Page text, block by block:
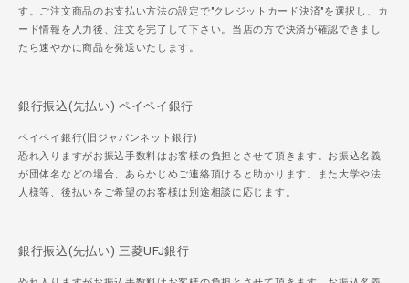
す。ご注文商品のお支払い方法の設定で"クレジットカード決済"を選択し、カ
ード情報を入力後、注文を完了して下さい。当店の方で決済が確認できまし
たら速やかに商品を発送いたします。
銀行振込(先払い) ペイペイ銀行
ペイペイ銀行(旧ジャパンネット銀行)
恐れ入りますがお振込手数料はお客様の負担とさせて頂きます。お振込名義
が団体名などの場合、あらかじめご連絡頂けると助かります。また大学や法
人様等、後払いをご希望のお客様は別途相談に応じます。
銀行振込(先払い) 三菱UFJ銀行